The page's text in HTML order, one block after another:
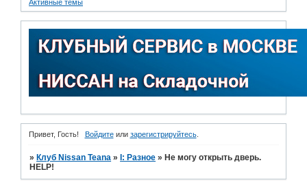
Активные темы
Привет, Гость! Войдитеили зарегистрируйтесь.
» Клуб Nissan Teana » I: Разное » Не могу открыть дверь.
HELP!